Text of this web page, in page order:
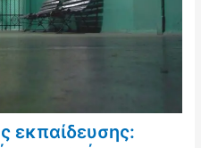
εκπαίδευσης: